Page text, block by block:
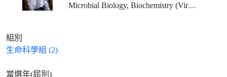
Microbial Biology, Biochemistry (Virology)
組別
生命科學組 (2)
當選年(屆別)